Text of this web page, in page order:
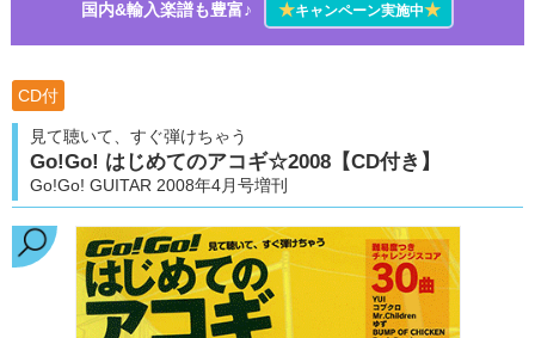
国内&輸入楽譜も豊富♪
★キャンペーン実施中★
CD付
見て聴いて、すぐ弾けちゃう
Go!Go! はじめてのアコギ☆2008【CD付き】
Go!Go! GUITAR 2008年4月号増刊